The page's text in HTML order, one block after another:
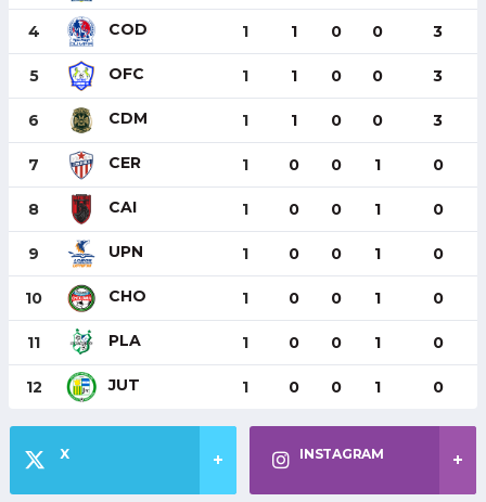
4 COD 1 1 0 0 3
5 OFC 1 1 0 0 3
6 CDM 1 1 0 0 3
7 CER 1 0 0 1 0
8 CAI 1 0 0 1 0
9 UPN 1 0 0 1 0
10 CHO 1 0 0 1 0
11 PLA 1 0 0 1 0
12 JUT 1 0 0 1 0
X INSTAGRAM